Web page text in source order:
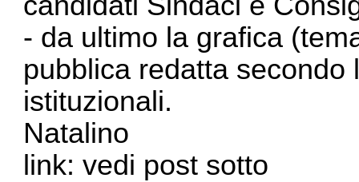
- da ultimo la grafica
pubblica redatta
istituzionali.
Natalino
link: vedi post sotto